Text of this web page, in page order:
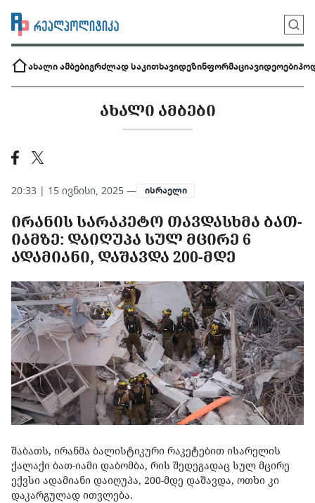
ახალი ამბებიგრძლად საკითხავიდეზინფორმაციავიდეოები
ᲐᲮᲐᲚᲘ ᲐᲛᲑᲔᲑᲘ
20:33 | 15 ივნისი, 2025 — ისრაელი
ᲘᲠᲐᲜᲘᲡ ᲡᲐᲠᲐᲙᲔᲢᲝ ᲗᲐᲕᲓᲐᲡᲮᲛᲐ ᲑᲐᲗ-
ᲘᲐᲛᲖᲔ: ᲓᲐᲘᲦᲣᲞᲐ ᲡᲣᲚ ᲛᲪᲘᲠᲔ 6
ᲐᲓᲐᲛᲘᲐᲜᲘ, ᲓᲐᲨᲐᲕᲓᲐ 200-ᲛᲓᲔ
შაბათს, ირანმა ბალისტიკური რაკეტებით ისარელის
ქალაქი ბათ-იამი დაბომბა, რის შედეგადაც სულ მცირე
ექვსი ადამიანი დაიღუპა, 200-მდე დაშავდა, ოთხი კი
დაკარგულად ითვლება.